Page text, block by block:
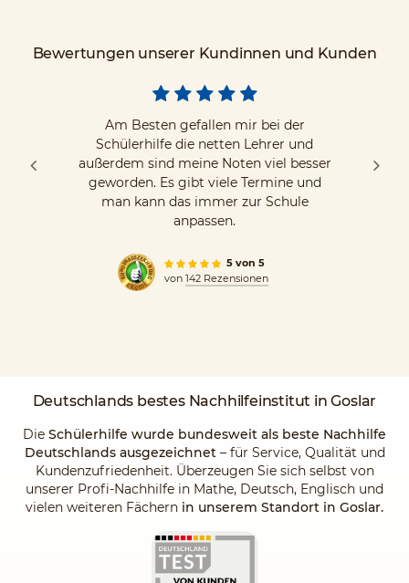
Bewertungen unserer Kundinnen und Kunden
Am Besten gefallen mir bei der
Schülerhilfe die netten Lehrer und
außerdem sind meine Noten viel besser
geworden. Es gibt viele Termine und
man kann das immer zur Schule
anpassen.
5 von 5
von 142 Rezensionen
Deutschlands bestes Nachhilfeinstitut in Goslar
Die Schülerhilfe wurde bundesweit als beste Nachhilfe
Deutschlands ausgezeichnet – für Service, Qualität und
Kundenzufriedenheit. Überzeugen Sie sich selbst von
unserer Profi-Nachhilfe in Mathe, Deutsch, Englisch und
vielen weiteren Fächern in unserem Standort in Goslar.